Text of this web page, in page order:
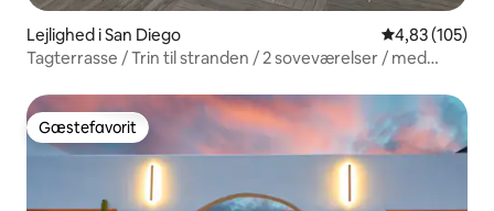
Lejlighed i San Diego 4,83 ud af 5 i
4,83 (105)
Tagterrasse / Trin til stranden / 2 soveværelser / med
Gæstefavorit
Gæstefavorit